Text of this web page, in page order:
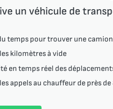
un véhicule de
temps pour trouver une
kilomètres à vide
en temps réel des
appels au chauffeur de près